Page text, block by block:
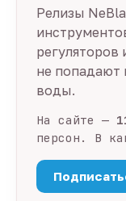
Релизы
не попадают
воды.
На сайте —
персон. В